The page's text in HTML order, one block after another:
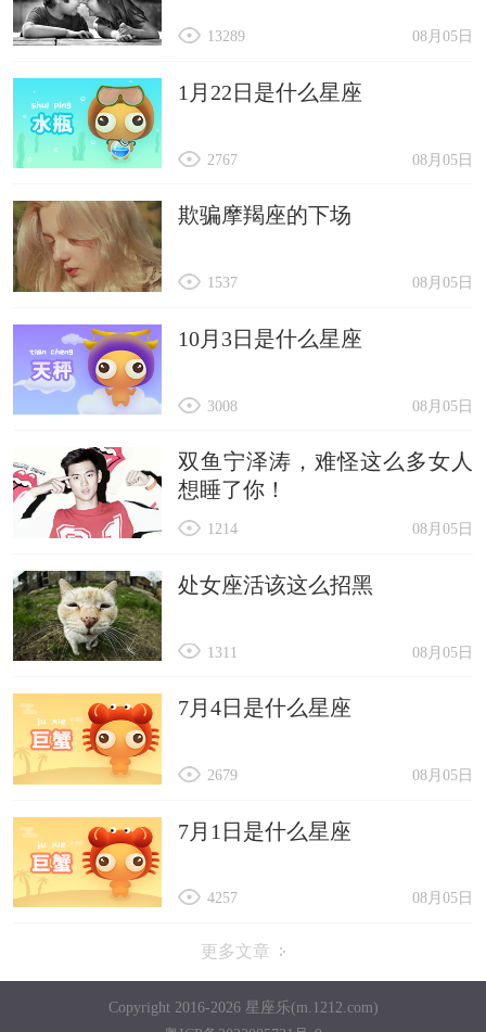
08月05日
13289
1月22日是什么星座
08月05日
2767
欺骗摩羯座的下场
08月05日
1537
10月3日是什么星座
08月05日
3008
双鱼宁泽涛，难怪这么多女人
想睡了你！
08月05日
1214
处女座活该这么招黑
08月05日
1311
7月4日是什么星座
08月05日
2679
7月1日是什么星座
08月05日
4257
更多文章
Copyright 2016-2026 星座乐(m.1212.com)